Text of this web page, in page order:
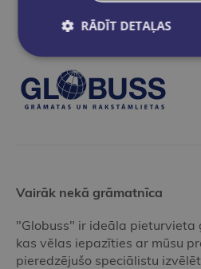
Vairāk nekā grāmatnīca
"Globuss" ir ideāla pieturvieta
kas vēlas iepazīties ar mūsu
pieredzējušo speciālistu
RĀDĪT DETAĻAS